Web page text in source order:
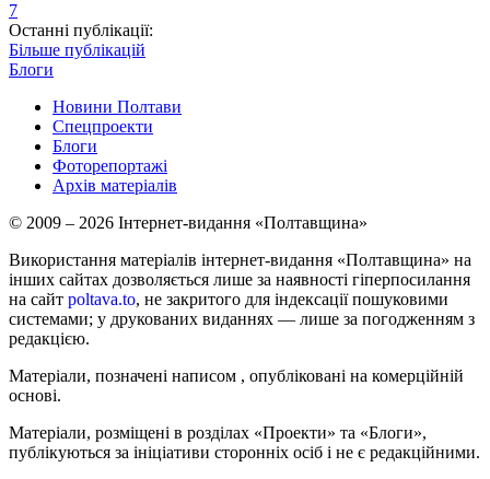
7
Останні публікації:
Більше публікацій
Блоги
Новини Полтави
Спецпроекти
Блоги
Фоторепортажі
Архів матеріалів
© 2009 – 2026 Інтернет-видання «Полтавщина»
Використання матеріалів інтернет-видання «Полтавщина» на
інших сайтах дозволяється лише за наявності гіперпосилання
на сайт poltava.to, не закритого для індексації пошуковими
системами; у друкованих виданнях — лише за погодженням з
редакцією.
Матеріали, позначені написом , опубліковані на комерційній
основі.
Матеріали, розміщені в розділах «Проекти» та «Блоги»,
публікуються за ініціативи сторонніх осіб і не є редакційними.